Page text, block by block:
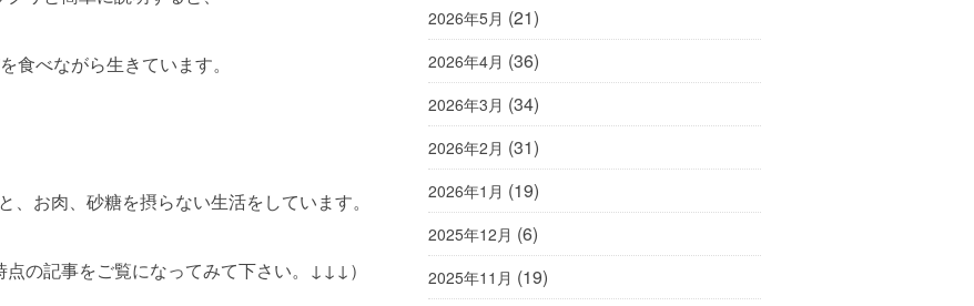
を食べながら生きています。
お肉、砂糖を摂らない生活をしています。
点の記事をご覧になってみて下さい。↓↓↓）
2026年5月 (21)
2026年4月 (36)
2026年3月 (34)
2026年2月 (31)
2026年1月 (19)
2025年12月 (6)
2025年11月 (19)